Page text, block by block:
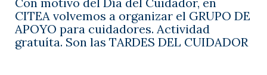
CITEA volvemos a organizar el GRUPO DE
APOYO para cuidadores. Actividad
gratuíta. Son las TARDES DEL CUIDADOR